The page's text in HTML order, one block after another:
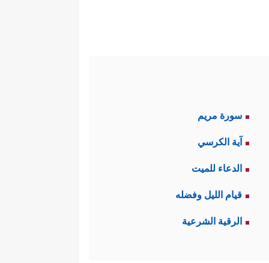
سورة مريم
آية الكرسي
الدعاء للميت
قيام الليل وفضله
الرقية الشرعية